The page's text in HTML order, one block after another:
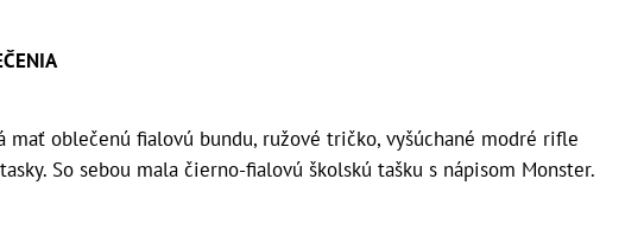
mať oblečenú fialovú bundu, ružové tričko, vyšúchané modré rifle
So sebou mala čierno-fialovú školskú tašku s nápisom Monster.